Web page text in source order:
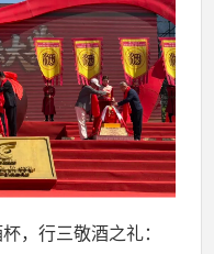
，行三敬酒之礼：